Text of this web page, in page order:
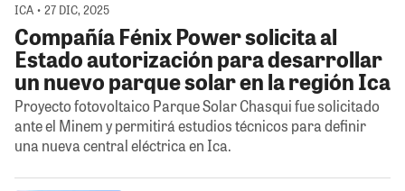
ICA • 27 DIC, 2025
Compañía Fénix Power solicita al
Estado autorización para desarrollar
un nuevo parque solar en la región Ica
Proyecto fotovoltaico Parque Solar Chasqui fue solicitado
ante el Minem y permitirá estudios técnicos para definir
una nueva central eléctrica en Ica.